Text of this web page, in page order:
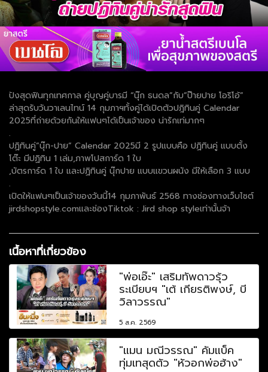
ปังสุดฟินทุกเทศกาล คู่บุญคู่บารมี “นุ๊ก ธนดล”กับ”ป๊ายปาย โอริโอ้”
ล่าสุดรับวันวาเลนไทน์ 14 กุมภาฯทั้งคู่ได้เปิดตัวปฎิทินคู่ Calendar
2025ที่ถ่ายด้วยกันให้แฟนๆได้เป็นเจ้าของ น่ารักเท่มากๆ
.
ปฏิทินคู่”นุ๊ก-ปาย” Calendar 2025มี 2 รูปแบบคือ ปฏิทินคู่ แบบตั้ง
โต๊ะ มีปฏิทิน 1 เล่ม,ภาพโปสการ์ด 1 ใบ
,บัตรการ์ด 1 ใบ และปฏิทินคู่ นุ๊กปาย แบบแขวนผนัง มีให้เลือก 3 แบบ
.
เปิดให้แฟนๆเป็นเจ้าของวันนี้14 กุมภาพันธ์ 2568 ทางช่องทางเว็บไซต์
jirdshopstyle.comและช่องTiktok : Jird shop styleเท่านั้นจ้า
เนื้อหาที่เกี่ยวข้อง
"พ่อเอ๊ะ" เสริมทัพดาวรุ้ว
ระเบียบฯ "เต้ เกียรติพงษ์, บี
วิลาวรรณ"
5 ส.ค. 2569
"แมน มณีวรรณ" คัมแบ็ค
ทุ่มเทสุดตัว "หัวอกพ่อฮ้าง"